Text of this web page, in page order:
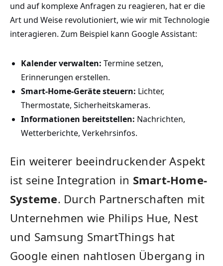
und‍ auf⁢ komplexe Anfragen zu ‌reagieren, hat er die
Art und Weise revolutioniert, wie wir ​mit Technologie
interagieren. Zum Beispiel kann Google Assistant:
Kalender⁢ verwalten: Termine‌ setzen,
Erinnerungen erstellen.
Smart-Home-Geräte steuern: Lichter,
Thermostate, ‌Sicherheitskameras.
Informationen bereitstellen: Nachrichten,⁤
Wetterberichte,​ Verkehrsinfos.
Ein weiterer beeindruckender‌ Aspekt
ist‍ seine Integration in⁤ Smart-Home-
Systeme. Durch Partnerschaften mit
Unternehmen wie Philips Hue,‍ Nest
und Samsung SmartThings hat
Google einen ‌nahtlosen​ Übergang in